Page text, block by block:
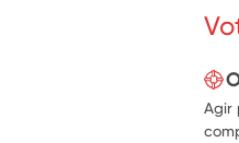
Agir